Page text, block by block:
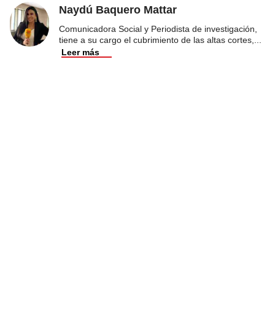
Naydú Baquero Mattar
Comunicadora Social y Periodista de investigación,
tiene a su cargo el cubrimiento de las altas cortes,
Leer más